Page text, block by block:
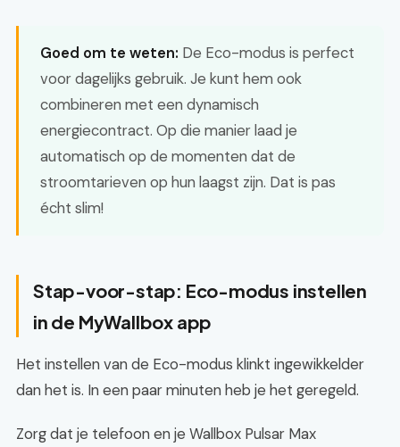
Goed om te weten: De Eco-modus is perfect
voor dagelijks gebruik. Je kunt hem ook
combineren met een dynamisch
energiecontract. Op die manier laad je
automatisch op de momenten dat de
stroomtarieven op hun laagst zijn. Dat is pas
écht slim!
Stap-voor-stap: Eco-modus instellen
in de MyWallbox app
Het instellen van de Eco-modus klinkt ingewikkelder
dan het is. In een paar minuten heb je het geregeld.
Zorg dat je telefoon en je Wallbox Pulsar Max